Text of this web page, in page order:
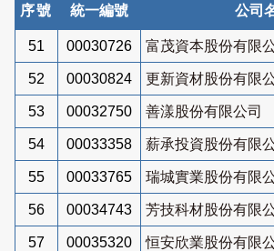
序號 統一編號 公司
51 00030726 富茂資本股份有限
52 00030824 更新資材股份有限
53 00032750 善漾股份有限公司
54 00033358 薪承投資股份有限
55 00033765 瑞城實業股份有限
56 00034743 芳技科材股份有限
57 00035320 恒安欣業股份有限